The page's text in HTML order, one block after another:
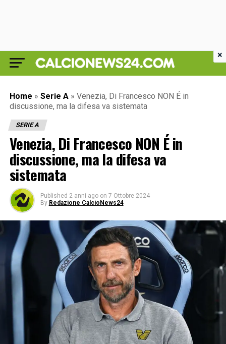
Home » Serie A » Venezia, Di Francesco NON É in
discussione, ma la difesa va sistemata
SERIE A
Venezia, Di Francesco NON É in
discussione, ma la difesa va
sistemata
Published 2 anni ago on 7 Ottobre 2024
By Redazione CalcioNews24
×